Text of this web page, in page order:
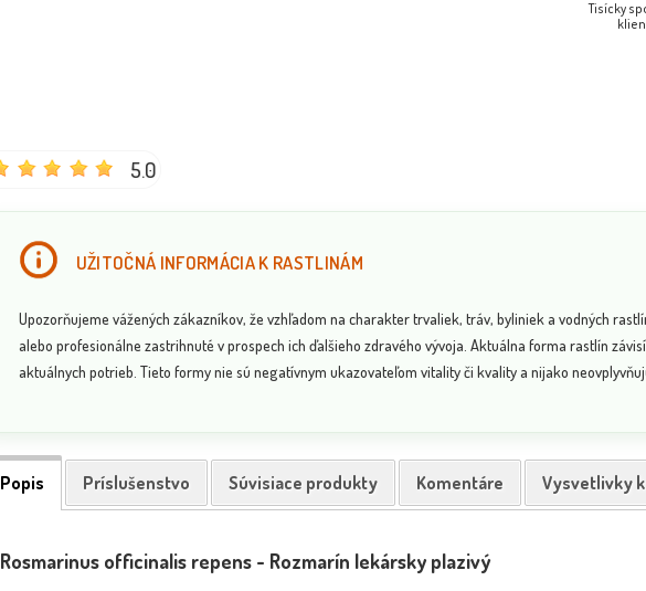
Tisícky
5.0
UŽITOČNÁ INFORMÁCIA K RASTLINÁM
Upozorňujeme vážených zákazníkov, že vzhľadom na charakter trvaliek, tráv, byliniek a vodných
alebo profesionálne zastrihnuté v prospech ich ďalšieho zdravého vývoja. Aktuálna forma rastlín
aktuálnych potrieb. Tieto formy nie sú negatívnym ukazovateľom vitality či kvality a nijako
Popis Príslušenstvo Súvisiace produkty Komentáre Vysvetlivky
Rosmarinus officinalis repens - Rozmarín lekársky plazivý